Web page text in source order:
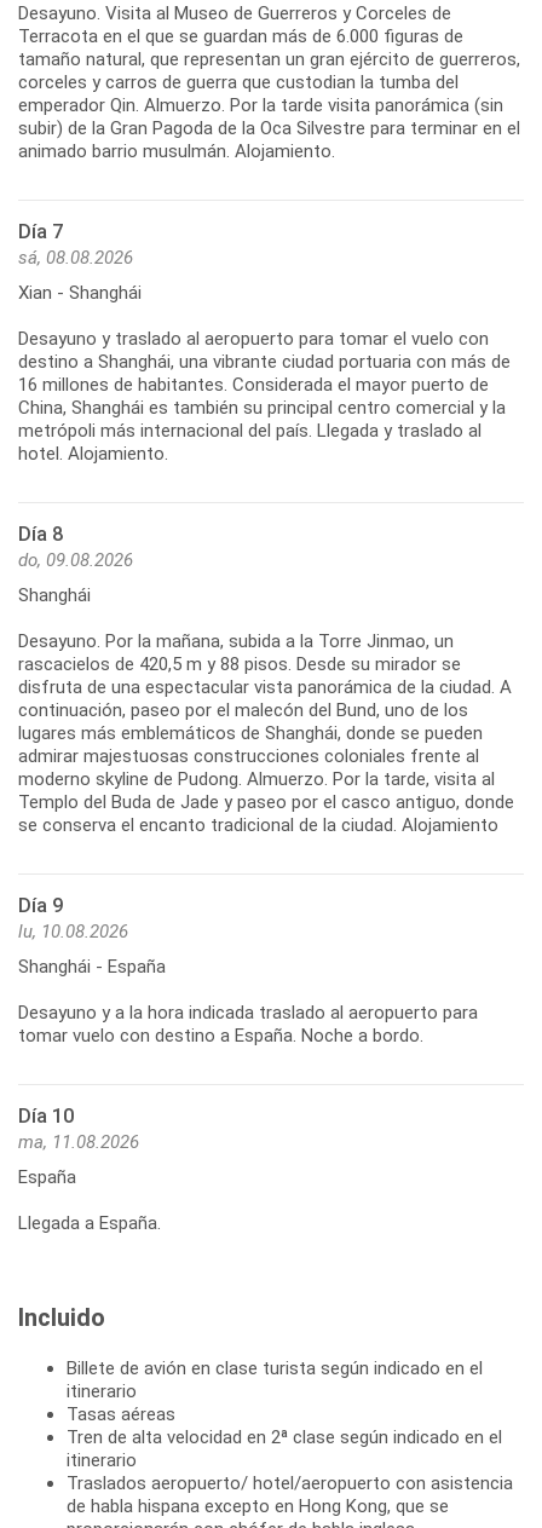
Desayuno. Visita al Museo de Guerreros y Corceles de
Terracota en el que se guardan más de 6.000 figuras de
tamaño natural, que representan un gran ejército de guerreros,
corceles y carros de guerra que custodian la tumba del
emperador Qin. Almuerzo. Por la tarde visita panorámica (sin
subir) de la Gran Pagoda de la Oca Silvestre para terminar en el
animado barrio musulmán. Alojamiento.
Día 7
sá, 08.08.2026
Xian - Shanghái
Desayuno y traslado al aeropuerto para tomar el vuelo con
destino a Shanghái, una vibrante ciudad portuaria con más de
16 millones de habitantes. Considerada el mayor puerto de
China, Shanghái es también su principal centro comercial y la
metrópoli más internacional del país. Llegada y traslado al
hotel. Alojamiento.
Día 8
do, 09.08.2026
Shanghái
Desayuno. Por la mañana, subida a la Torre Jinmao, un
rascacielos de 420,5 m y 88 pisos. Desde su mirador se
disfruta de una espectacular vista panorámica de la ciudad. A
continuación, paseo por el malecón del Bund, uno de los
lugares más emblemáticos de Shanghái, donde se pueden
admirar majestuosas construcciones coloniales frente al
moderno skyline de Pudong. Almuerzo. Por la tarde, visita al
Templo del Buda de Jade y paseo por el casco antiguo, donde
se conserva el encanto tradicional de la ciudad. Alojamiento
Día 9
lu, 10.08.2026
Shanghái - España
Desayuno y a la hora indicada traslado al aeropuerto para
tomar vuelo con destino a España. Noche a bordo.
Día 10
ma, 11.08.2026
España
Llegada a España.
Incluido
Billete de avión en clase turista según indicado en el
itinerario
Tasas aéreas
Tren de alta velocidad en 2ª clase según indicado en el
itinerario
Traslados aeropuerto/ hotel/aeropuerto con asistencia
de habla hispana excepto en Hong Kong, que se